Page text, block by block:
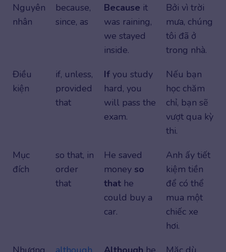
Nguyên
nhân
because,
since, as
Because it
was raining,
we stayed
inside.
Bởi vì trời
mưa, chúng
tôi đã ở
trong nhà.
Điều
kiện
if, unless,
provided
that
If you study
hard, you
will pass the
exam.
Nếu bạn
học chăm
chỉ, bạn sẽ
vượt qua kỳ
thi.
Mục
đích
so that, in
order
that
He saved
money so
that he
could buy a
car.
Anh ấy tiết
kiệm tiền
để có thể
mua một
chiếc xe
hơi.